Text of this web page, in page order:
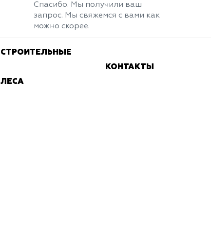
Спасибо. Мы получили ваш
запрос. Мы свяжемся с вами как
можно скорее.
СТРОИТЕЛЬНЫЕ
ЛЕСА
КОНТАКТЫ